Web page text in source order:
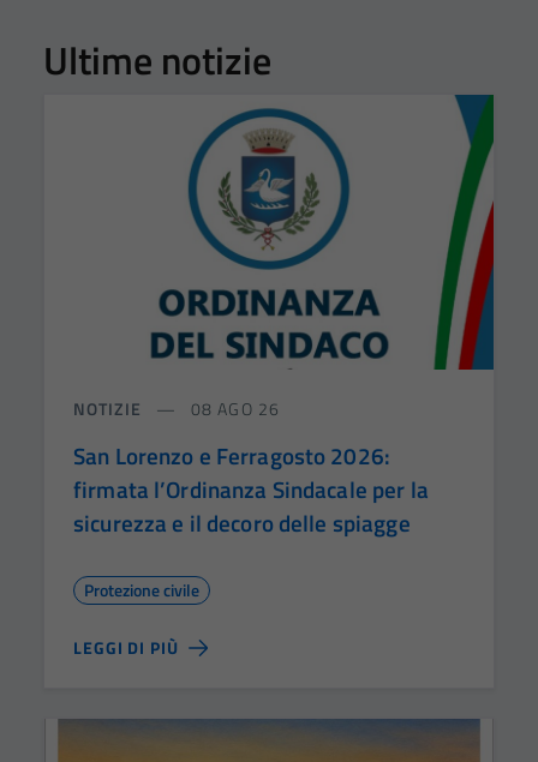
Ultime notizie
NOTIZIE 08 AGO 26
San Lorenzo e Ferragosto 2026:
firmata l’Ordinanza Sindacale per la
sicurezza e il decoro delle spiagge
Protezione civile
LEGGI DI PIÙ